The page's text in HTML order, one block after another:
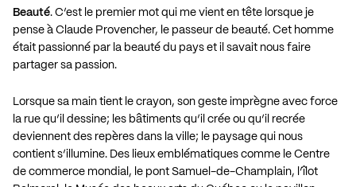
Beauté. C’est le premier mot qui me vient en tête lorsque je
pense à Claude Provencher, le passeur de beauté. Cet homme
était passionné par la beauté du pays et il savait nous faire
partager sa passion.
Lorsque sa main tient le crayon, son geste imprègne avec force
la rue qu’il dessine; les bâtiments qu’il crée ou qu’il recrée
deviennent des repères dans la ville; le paysage qui nous
contient s’illumine. Des lieux emblématiques comme le Centre
de commerce mondial, le pont Samuel-de-Champlain, l’îlot